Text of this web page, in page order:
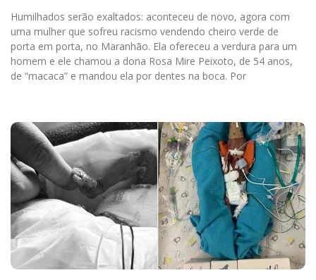
Humilhados serão exaltados: aconteceu de novo, agora com
uma mulher que sofreu racismo vendendo cheiro verde de
porta em porta, no Maranhão. Ela ofereceu a verdura para um
homem e ele chamou a dona Rosa Mire Peixoto, de 54 anos,
de “macaca” e mandou ela por dentes na boca. Por